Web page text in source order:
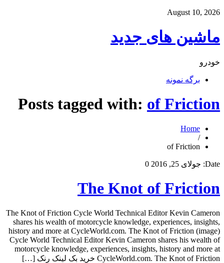
August 10, 2026
ماشین های جدید
خودرو
برگه نمونه
Posts tagged with: of Friction
Home
/
of Friction
Date: جولای 25, 2016 0
The Knot of Friction
The Knot of Friction Cycle World Technical Editor Kevin Cameron
shares his wealth of motorcycle knowledge, experiences, insights,
history and more at CycleWorld.com. The Knot of Friction (image)
Cycle World Technical Editor Kevin Cameron shares his wealth of
motorcycle knowledge, experiences, insights, history and more at
CycleWorld.com. The Knot of Friction خرید بک لینک رنک […]